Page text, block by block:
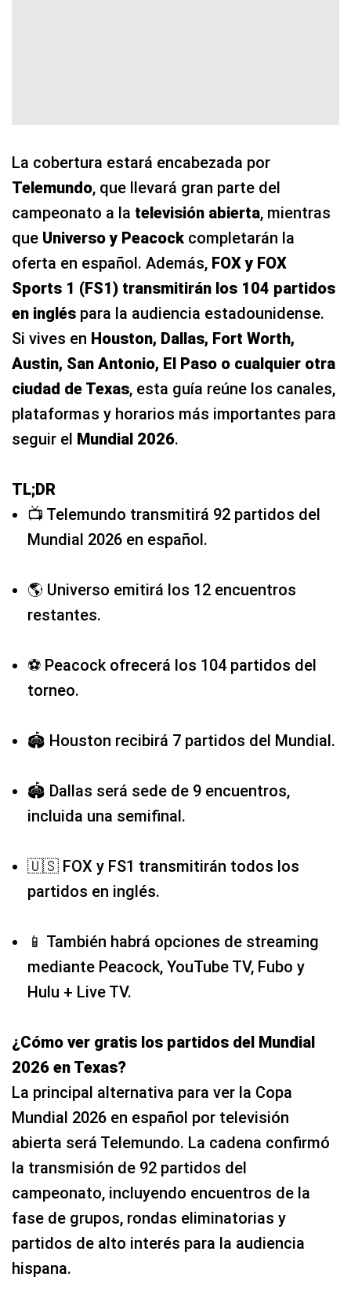
La cobertura estará encabezada por
Telemundo, que llevará gran parte del
campeonato a la televisión abierta, mientras
que Universo y Peacock completarán la
oferta en español. Además, FOX y FOX
Sports 1 (FS1) transmitirán los 104 partidos
en inglés para la audiencia estadounidense.
Si vives en Houston, Dallas, Fort Worth,
Austin, San Antonio, El Paso o cualquier otra
ciudad de Texas, esta guía reúne los canales,
plataformas y horarios más importantes para
seguir el Mundial 2026.
TL;DR
📺 Telemundo transmitirá 92 partidos del
Mundial 2026 en español.
🌎 Universo emitirá los 12 encuentros
restantes.
⚽ Peacock ofrecerá los 104 partidos del
torneo.
🏟️ Houston recibirá 7 partidos del Mundial.
🏟️ Dallas será sede de 9 encuentros,
incluida una semifinal.
🇺🇸 FOX y FS1 transmitirán todos los
partidos en inglés.
📱 También habrá opciones de streaming
mediante Peacock, YouTube TV, Fubo y
Hulu + Live TV.
¿Cómo ver gratis los partidos del Mundial
2026 en Texas?
La principal alternativa para ver la Copa
Mundial 2026 en español por televisión
abierta será Telemundo. La cadena confirmó
la transmisión de 92 partidos del
campeonato, incluyendo encuentros de la
fase de grupos, rondas eliminatorias y
partidos de alto interés para la audiencia
hispana.